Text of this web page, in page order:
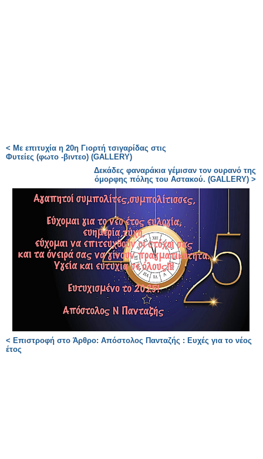
< Με επιτυχία η 20η Γιορτή τσιγαρίδας στις
Φυτείες (φωτο -βιντεο) (GALLERY)
Δεκάδες φαναράκια γέμισαν τον ουρανό της
όμορφης πόλης του Αστακού. (GALLERY) >
< Επιστροφή στο Άρθρο: Απόστολος Πανταζής : Ευχές για το νέος
έτος